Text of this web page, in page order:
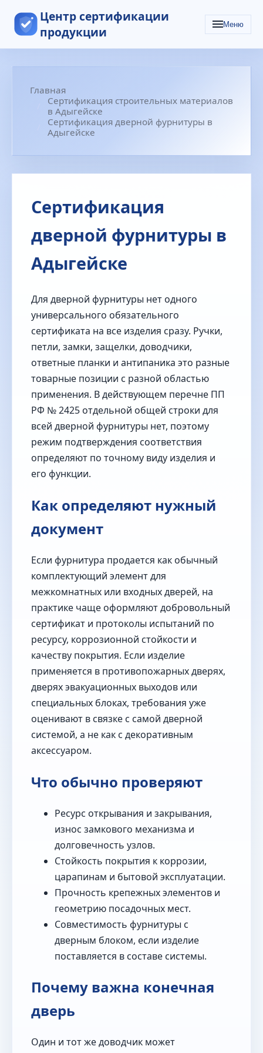
Центр сертификации
продукции
Меню
Главная
Сертификация строительных материалов
в Адыгейске
Сертификация дверной фурнитуры в
Адыгейске
Сертификация
дверной фурнитуры в
Адыгейске
Для дверной фурнитуры нет одного
универсального обязательного
сертификата на все изделия сразу. Ручки,
петли, замки, защелки, доводчики,
ответные планки и антипаника это разные
товарные позиции с разной областью
применения. В действующем перечне ПП
РФ № 2425 отдельной общей строки для
всей дверной фурнитуры нет, поэтому
режим подтверждения соответствия
определяют по точному виду изделия и
его функции.
Как определяют нужный
документ
Если фурнитура продается как обычный
комплектующий элемент для
межкомнатных или входных дверей, на
практике чаще оформляют добровольный
сертификат и протоколы испытаний по
ресурсу, коррозионной стойкости и
качеству покрытия. Если изделие
применяется в противопожарных дверях,
дверях эвакуационных выходов или
специальных блоках, требования уже
оценивают в связке с самой дверной
системой, а не как с декоративным
аксессуаром.
Что обычно проверяют
Ресурс открывания и закрывания,
износ замкового механизма и
долговечность узлов.
Стойкость покрытия к коррозии,
царапинам и бытовой эксплуатации.
Прочность крепежных элементов и
геометрию посадочных мест.
Совместимость фурнитуры с
дверным блоком, если изделие
поставляется в составе системы.
Почему важна конечная
дверь
Один и тот же доводчик может